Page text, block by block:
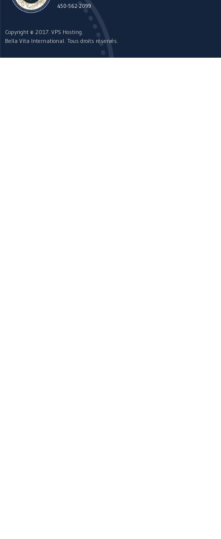
450-562-2099
Copyright © 2017. VPS Hosting.
Bella Vita International. Tous droits réservés.